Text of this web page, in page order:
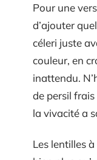
Pour une
d’ajouter
céleri juste
couleur, en
inattendu.
de persil
la vivacité a
Les lentilles